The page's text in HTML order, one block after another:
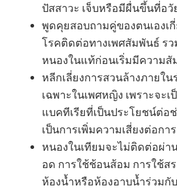
ปัสสาวะ เจ็บหรือมีผื่นขึ้นที่อวั
พูดคุยสอบถามคู่ของตนเองเ
โรคติดต่อทางเพศสัมพันธ์ รว
หนองในแท้ก่อนเริ่มมีความสั
หลีกเลี่ยงการสวนล้างภายใน
เฉพาะในเพศหญิง เพราะจะ
แบคทีเรียที่เป็นประโยชน์ต่อ
เป็นการเพิ่มความเสี่ยงต่อกา
หนองในเทียมจะไม่ติดต่อผ่า
อด การใช้ช้อนส้อม การใช้ส
ห้องน้ำหรือห้องอาบน้ำร่วมกั